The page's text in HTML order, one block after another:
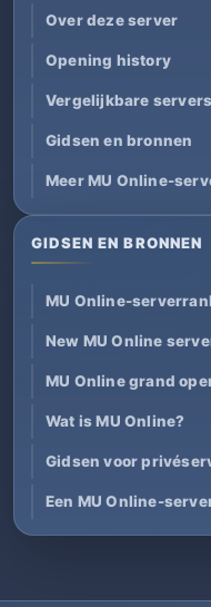
Over deze server
Opening history
Vergelijkbare servers
Gidsen en bronnen
Meer MU Online-
GIDSEN EN BRONNEN
MU Online-
New MU Online
MU Online grand
Wat is MU Online?
Gidsen voor
Een MU Online-